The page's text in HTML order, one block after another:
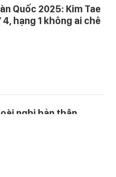
Quốc 2025: Kim Tae
hạng 1 không ai chê
nghi bản thân